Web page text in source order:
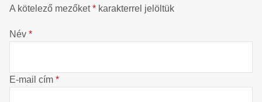
A kötelező mezőket* karakterrel jelöltük
Név *
E-mail cím *